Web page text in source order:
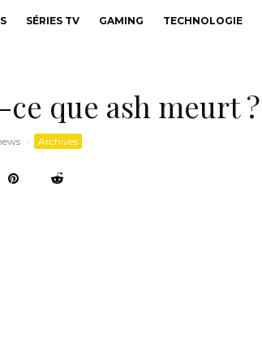
SÉRIES TV GAMING TECHNOLOGIE
que ash meurt ?
· Archives